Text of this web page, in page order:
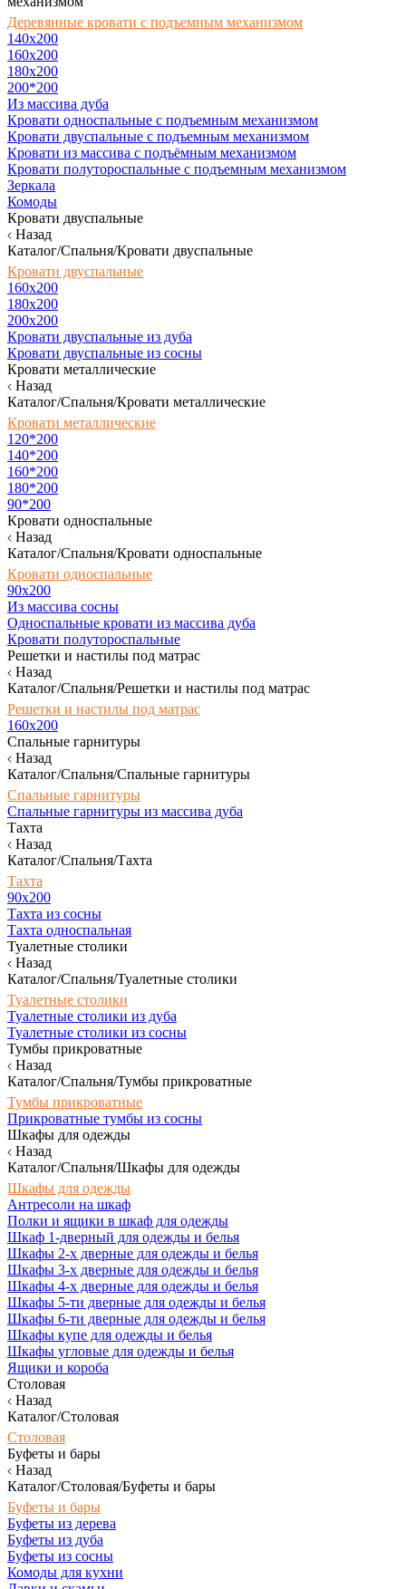
Деревянные кровати с подъемным механизмом
140x200
160х200
180х200
200*200
Из массива дуба
Кровати односпальные с подъемным механизмом
Кровати двуспальные с подъемным механизмом
Кровати из массива с подъёмным механизмом
Кровати полутороспальные с подъемным механизмом
Зеркала
Комоды
Кровати двуспальные
Назад
Каталог/Спальня/Кровати двуспальные
Кровати двуспальные
160х200
180x200
200x200
Кровати двуспальные из дуба
Кровати двуспальные из сосны
Кровати металлические
Назад
Каталог/Спальня/Кровати металлические
Кровати металлические
120*200
140*200
160*200
180*200
90*200
Кровати односпальные
Назад
Каталог/Спальня/Кровати односпальные
Кровати односпальные
90х200
Из массива сосны
Односпальные кровати из массива дуба
Кровати полутороспальные
Решетки и настилы под матрас
Назад
Каталог/Спальня/Решетки и настилы под матрас
Решетки и настилы под матрас
160х200
Спальные гарнитуры
Назад
Каталог/Спальня/Спальные гарнитуры
Спальные гарнитуры
Спальные гарнитуры из массива дуба
Тахта
Назад
Каталог/Спальня/Тахта
Тахта
90х200
Тахта из сосны
Тахта односпальная
Туалетные столики
Назад
Каталог/Спальня/Туалетные столики
Туалетные столики
Туалетные столики из дуба
Туалетные столики из сосны
Тумбы прикроватные
Назад
Каталог/Спальня/Тумбы прикроватные
Тумбы прикроватные
Прикроватные тумбы из сосны
Шкафы для одежды
Назад
Каталог/Спальня/Шкафы для одежды
Шкафы для одежды
Антресоли на шкаф
Полки и ящики в шкаф для одежды
Шкаф 1-дверный для одежды и белья
Шкафы 2-х дверные для одежды и белья
Шкафы 3-х дверные для одежды и белья
Шкафы 4-х дверные для одежды и белья
Шкафы 5-ти дверные для одежды и белья
Шкафы 6-ти дверные для одежды и белья
Шкафы купе для одежды и белья
Шкафы угловые для одежды и белья
Ящики и короба
Столовая
Назад
Каталог/Столовая
Столовая
Буфеты и бары
Назад
Каталог/Столовая/Буфеты и бары
Буфеты и бары
Буфеты из дерева
Буфеты из дуба
Буфеты из сосны
Комоды для кухни